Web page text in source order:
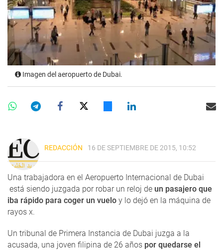
Imagen del aeropuerto de Dubai.
REDACCIÓN 16 DE SEPTIEMBRE DE 2015, 10:52
Una trabajadora en el Aeropuerto Internacional de Dubai
está siendo juzgada por robar un reloj de un pasajero que
iba rápido para coger un vuelo y lo dejó en la máquina de
rayos x.
Un tribunal de Primera Instancia de Dubai juzga a la
acusada, una joven filipina de 26 años por quedarse el